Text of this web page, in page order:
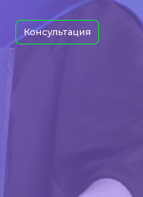
Консультация